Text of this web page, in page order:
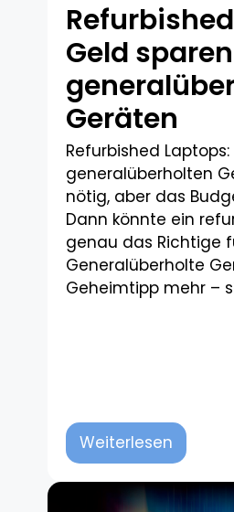
Geld
Geräten​
Refurbished
generalüberholten
nötig, aber das
Dann könnte ein
genau das Richtige
Generalüberholte
Geheimtipp mehr –
Weiterlesen